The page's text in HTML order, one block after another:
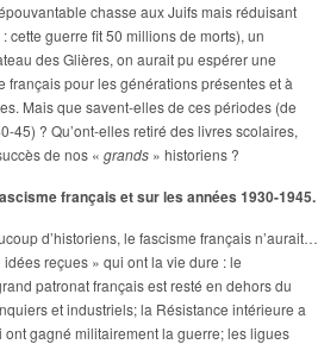
chasse aux Juifs mais réduisant
guerre fit 50 millions de morts), un
des Glières, on aurait pu espérer une
français pour les générations présentes et à
Mais que savent-elles de ces périodes (de
45) ? Qu’ont-elles retiré des livres scolaires,
de nos « grands » historiens ?
français et sur les années 1930-1945.
d’historiens, le fascisme français n’aurait…
reçues » qui ont la vie dure : le
patronat français est resté en dehors du
et industriels; la Résistance intérieure a
gagné militairement la guerre; les ligues